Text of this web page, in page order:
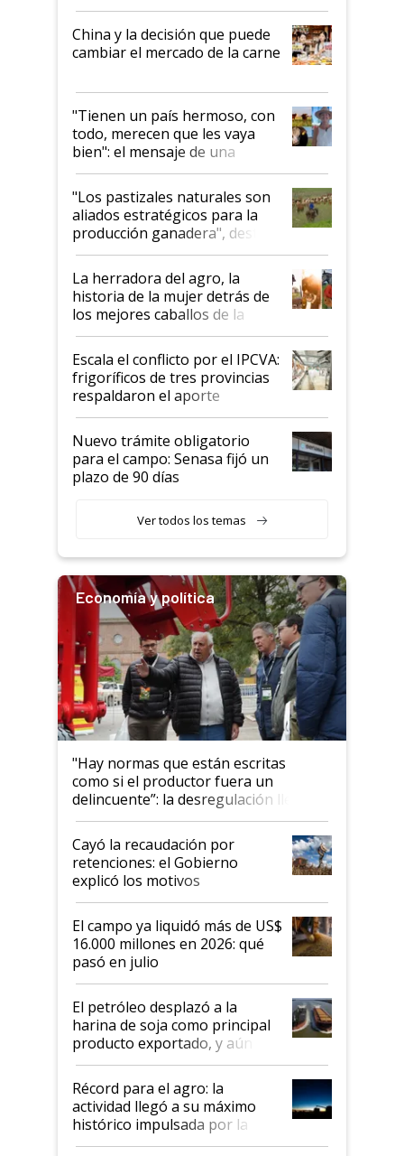
China y la decisión que puede
cambiar el mercado de la carne
"Tienen un país hermoso, con
todo, merecen que les vaya
bien": el mensaje de una
ganadera uruguaya sobre las
oportunidades que se abren
para el agro en Argentina, con
foco en la carne
"Los pastizales naturales son
aliados estratégicos para la
producción ganadera", destaca
la iniciativa que ya reúne a 46
establecimientos en Argentina
La herradora del agro, la
historia de la mujer detrás de
los mejores caballos de la
Argentina y los mitos que
todavía hacen sufrir a estos
animales: "Mientras me
descalificaban, yo seguí
haciendo currículum"
Escala el conflicto por el IPCVA:
frigoríficos de tres provincias
respaldaron el aporte
obligatorio
Nuevo trámite obligatorio
para el campo: Senasa fijó un
plazo de 90 días
Ver todos los temas
Economía y política
"Hay normas que están escritas
como si el productor fuera un
delincuente”: la desregulación llegó
al Congreso Aapresid y hasta se
habló del financiamiento al IPCVA
Cayó la recaudación por
retenciones: el Gobierno
explicó los motivos
El campo ya liquidó más de US$
16.000 millones en 2026: qué
pasó en julio
El petróleo desplazó a la
harina de soja como principal
producto exportado, y aún así
el agro aportó casi seis de cada
diez dólares y sostuvo el
liderazgo en un semestre
récord
Récord para el agro: la
actividad llegó a su máximo
histórico impulsada por la
cosecha y las exportaciones